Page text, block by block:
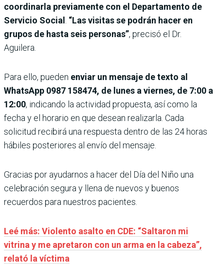
coordinarla previamente con el Departamento de
Servicio Social “Las visitas se podrán hacer en
grupos de hasta seis personas”, precisó el Dr.
Aguilera.
Para ello, pueden enviar un mensaje de texto al
WhatsApp 0987 158474, de lunes a viernes, de 7:00 a
12:00, indicando la actividad propuesta, así como la
fecha y el horario en que desean realizarla. Cada
solicitud recibirá una respuesta dentro de las 24 horas
hábiles posteriores al envío del mensaje.
Gracias por ayudarnos a hacer del Día del Niño una
celebración segura y llena de nuevos y buenos
recuerdos para nuestros pacientes.
Leé más: Violento asalto en CDE: “Saltaron mi
vitrina y me apretaron con un arma en la cabeza”,
relató la víctima